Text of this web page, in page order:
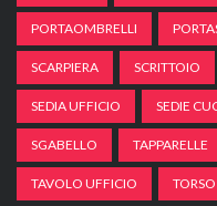
PORTAOMBRELLI
SCARPIERA SCRITTOIO
SEDIA UFFICIO SEDIE
SGABELLO TAPPARELLE
TAVOLO UFFICIO TORSO